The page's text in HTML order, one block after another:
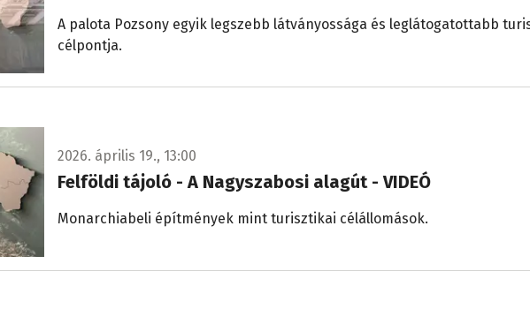
A palota Pozsony egyik legszebb látványossága és leglátogatottabb
célpontja.
2026. április 19., 13:00
Felföldi tájoló - A Nagyszabosi alagút - VIDEÓ
Monarchiabeli építmények mint turisztikai célállomások.